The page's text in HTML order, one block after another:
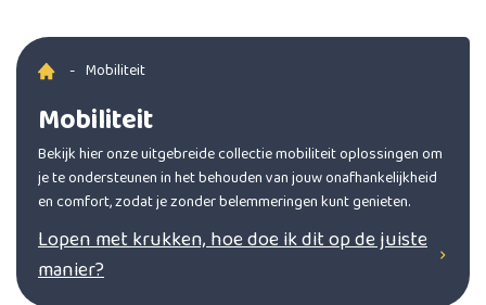
- Mobiliteit
Mobiliteit
Bekijk hier onze uitgebreide collectie mobiliteit oplossingen om
je te ondersteunen in het behouden van jouw onafhankelijkheid
en comfort, zodat je zonder belemmeringen kunt genieten.
Lopen met krukken, hoe doe ik dit op de juiste
manier?